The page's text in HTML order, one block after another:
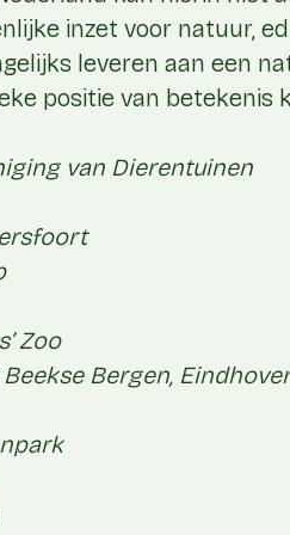
inzet voor natuur,
leveren aan een
positie van betekenis
van Dierentuinen
Zoo
Bergen,